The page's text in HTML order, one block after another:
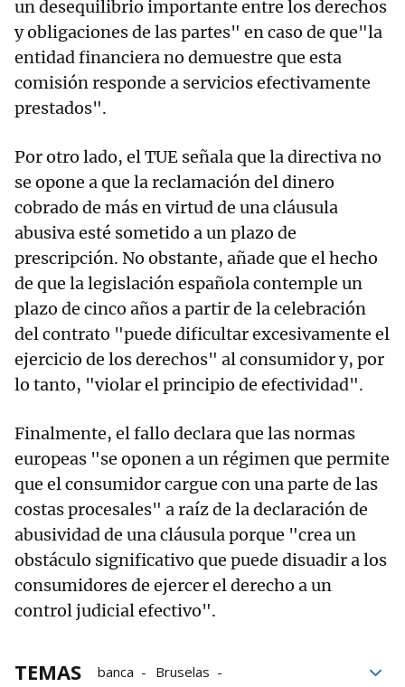
un desequilibrio importante entre los derechos
y obligaciones de las partes" en caso de que"la
entidad financiera no demuestre que esta
comisión responde a servicios efectivamente
prestados".
Por otro lado, el TUE señala que la directiva no
se opone a que la reclamación del dinero
cobrado de más en virtud de una cláusula
abusiva esté sometido a un plazo de
prescripción. No obstante, añade que el hecho
de que la legislación española contemple un
plazo de cinco años a partir de la celebración
del contrato "puede dificultar excesivamente el
ejercicio de los derechos" al consumidor y, por
lo tanto, "violar el principio de efectividad".
Finalmente, el fallo declara que las normas
europeas "se oponen a un régimen que permite
que el consumidor cargue con una parte de las
costas procesales" a raíz de la declaración de
abusividad de una cláusula porque "crea un
obstáculo significativo que puede disuadir a los
consumidores de ejercer el derecho a un
control judicial efectivo".
TEMAS banca
Bruselas